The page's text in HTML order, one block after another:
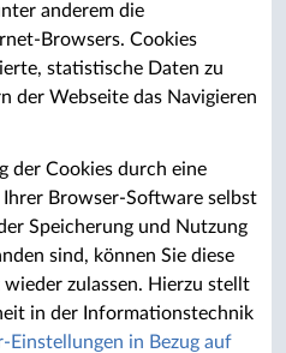
anderem die
Browsers. Cookies
statistische Daten zu
der Webseite das Navigieren
der Cookies durch eine
Browser-Software selbst
Speicherung und Nutzung
sind, können Sie diese
zulassen. Hierzu stellt
in der Informationstechnik
Einstellungen in Bezug auf